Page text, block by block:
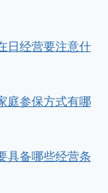
日经营要注意什
庭参保方式有哪
具备哪些经营条